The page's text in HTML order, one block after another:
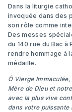
Dans la liturgie
invoquée dans des
son rôle comme
Des messes
du 140 rue du Bac
rendre hommage à
médaille.
Ô Vierge Immaculée,
Mère de Dieu et
avec la plus vive
dans votre puissante